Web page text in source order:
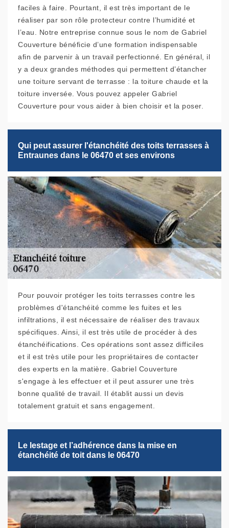
faciles à faire. Pourtant, il est très important de le
réaliser par son rôle protecteur contre l’humidité et
l’eau. Notre entreprise connue sous le nom de Gabriel
Couverture bénéficie d’une formation indispensable
afin de parvenir à un travail perfectionné. En général, il
y a deux grandes méthodes qui permettent d’étancher
une toiture servant de terrasse : la toiture chaude et la
toiture inversée. Vous pouvez appeler Gabriel
Couverture pour vous aider à bien choisir et la poser.
Qui peut assurer l'étanchéité des toits terrasses à
Entraunes dans le 06470 et ses environs
Pour pouvoir protéger les toits terrasses contre les
problèmes d'étanchéité comme les fuites et les
infiltrations, il est nécessaire de réaliser des travaux
spécifiques. Ainsi, il est très utile de procéder à des
étanchéifications. Ces opérations sont assez difficiles
et il est très utile pour les propriétaires de contacter
des experts en la matière. Gabriel Couverture
s'engage à les effectuer et il peut assurer une très
bonne qualité de travail. Il établit aussi un devis
totalement gratuit et sans engagement.
Le lestage et l’adhérence dans la mise en
étanchéité de toit dans le 06470